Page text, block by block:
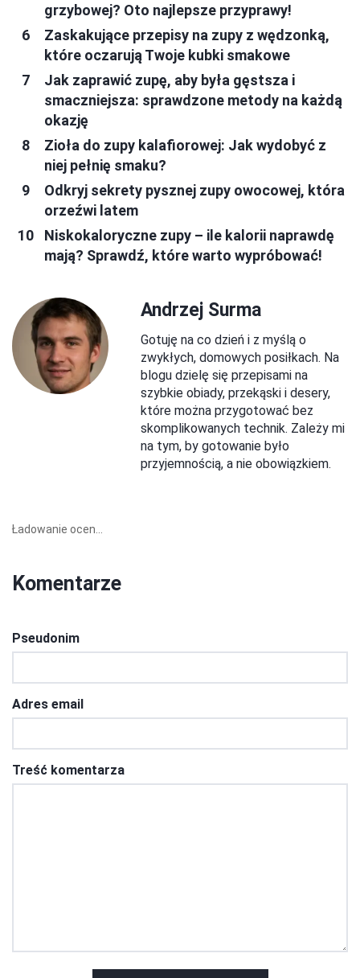
grzybowej? Oto najlepsze przyprawy!
Zaskakujące przepisy na zupy z wędzonką,
które oczarują Twoje kubki smakowe
Jak zaprawić zupę, aby była gęstsza i
smaczniejsza: sprawdzone metody na każdą
okazję
Zioła do zupy kalafiorowej: Jak wydobyć z
niej pełnię smaku?
Odkryj sekrety pysznej zupy owocowej, która
orzeźwi latem
Niskokaloryczne zupy – ile kalorii naprawdę
mają? Sprawdź, które warto wypróbować!
Andrzej Surma
Gotuję na co dzień i z myślą o
zwykłych, domowych posiłkach. Na
blogu dzielę się przepisami na
szybkie obiady, przekąski i desery,
które można przygotować bez
skomplikowanych technik. Zależy mi
na tym, by gotowanie było
przyjemnością, a nie obowiązkiem.
Ładowanie ocen...
Komentarze
Pseudonim
Adres email
Treść komentarza